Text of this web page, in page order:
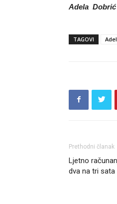
Adela Dobrić
TAGOVI
Prethodni članak
Ljetno
dva na tri sata